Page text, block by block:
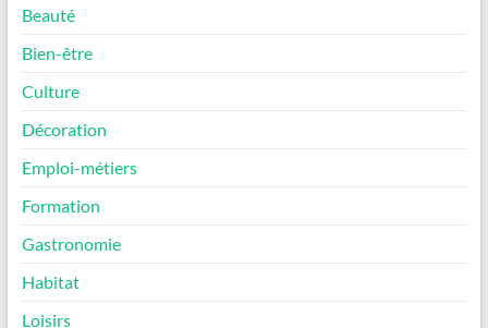
Beauté
Bien-être
Culture
Décoration
Emploi-métiers
Formation
Gastronomie
Habitat
Loisirs